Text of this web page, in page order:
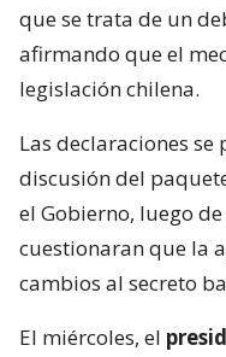
que se trata de un
afirmando que el
legislación chilena.
Las declaraciones
discusión del
el Gobierno, luego
cuestionaran que la
cambios al secreto
El miércoles, el